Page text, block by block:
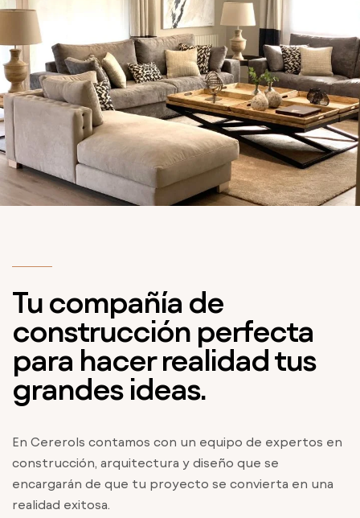
Tu compañía de
construcción perfecta
para hacer realidad tus
grandes ideas.
En Cererols contamos con un equipo de expertos en
construcción, arquitectura y diseño que se
encargarán de que tu proyecto se convierta en una
realidad exitosa.